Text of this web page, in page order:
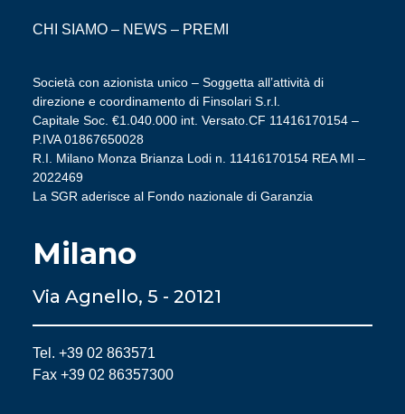
CHI SIAMO – NEWS – PREMI
Società con azionista unico – Soggetta all’attività di
direzione e coordinamento di Finsolari S.r.l.
Capitale Soc. €1.040.000 int. Versato.CF 11416170154 –
P.IVA 01867650028
R.I. Milano Monza Brianza Lodi n. 11416170154 REA MI –
2022469
La SGR aderisce al Fondo nazionale di Garanzia
Milano
Via Agnello, 5 - 20121
Tel. +39 02 863571
Fax +39 02 86357300